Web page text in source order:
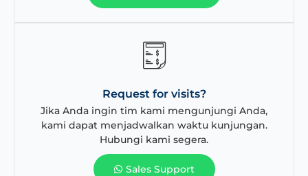
Request for visits?
Jika Anda ingin tim kami mengunjungi Anda,
kami dapat menjadwalkan waktu kunjungan.
Hubungi kami segera.
Sales Support